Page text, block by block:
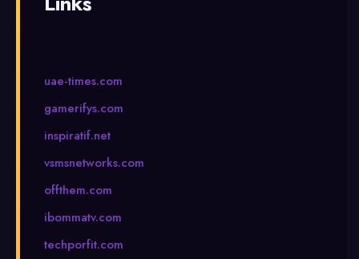
uae-times.com
gamerifys.com
inspiratif.net
vsmsnetworks.com
offthem.com
ibommatv.com
techporfit.com